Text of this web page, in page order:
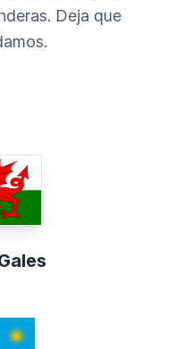
Deja que